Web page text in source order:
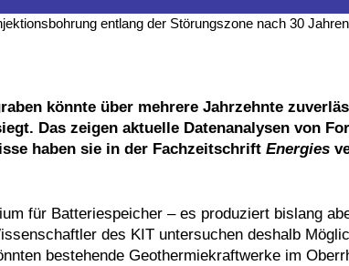
entlang der Störungszone nach 30
könnte über mehrere Jahrzehnte
Das zeigen aktuelle Datenanalysen von
haben sie in der Fachzeitschrift Energies
für Batteriespeicher – es produziert bislang
des KIT untersuchen deshalb
bestehende Geothermiekraftwerke im